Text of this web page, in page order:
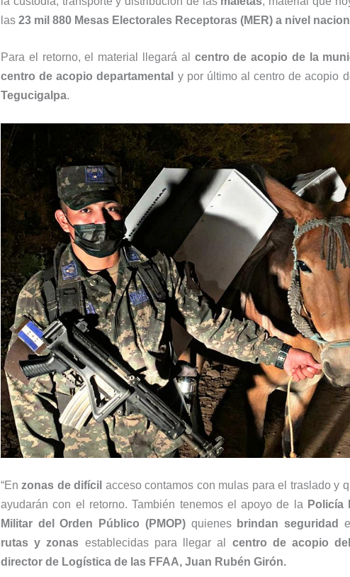
las 23 mil 880 Mesas Electorales Receptoras (MER) a nivel
Para el retorno, el material llegará al centro de acopio de la
centro de acopio departamental y por último al centro de acopio
Tegucigalpa.
“Enzonas de difícil acceso contamos con mulas para el traslado y
ayudarán con el retorno. También tenemos el apoyo de la Policía
Militar del Orden Público (PMOP)quienesbrindan seguridad
rutas y zonas establecidas para llegar al centro de acopio
director de Logística de las FFAA, Juan Rubén Girón.